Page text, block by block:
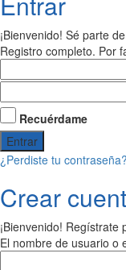
¡Bienvenido! Sé parte
Registro completo. Por
Recuérdame
¿Perdiste tu contraseña?
Crear
¡Bienvenido!
El nombre de usuario o